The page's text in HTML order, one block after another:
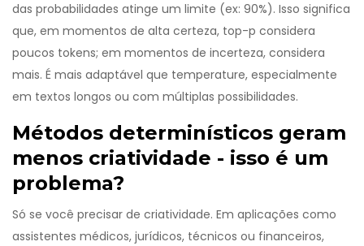
das probabilidades atinge um limite (ex: 90%). Isso significa
que, em momentos de alta certeza, top-p considera
poucos tokens; em momentos de incerteza, considera
mais. É mais adaptável que temperature, especialmente
em textos longos ou com múltiplas possibilidades.
Métodos determinísticos geram
menos criatividade - isso é um
problema?
Só se você precisar de criatividade. Em aplicações como
assistentes médicos, jurídicos, técnicos ou financeiros,